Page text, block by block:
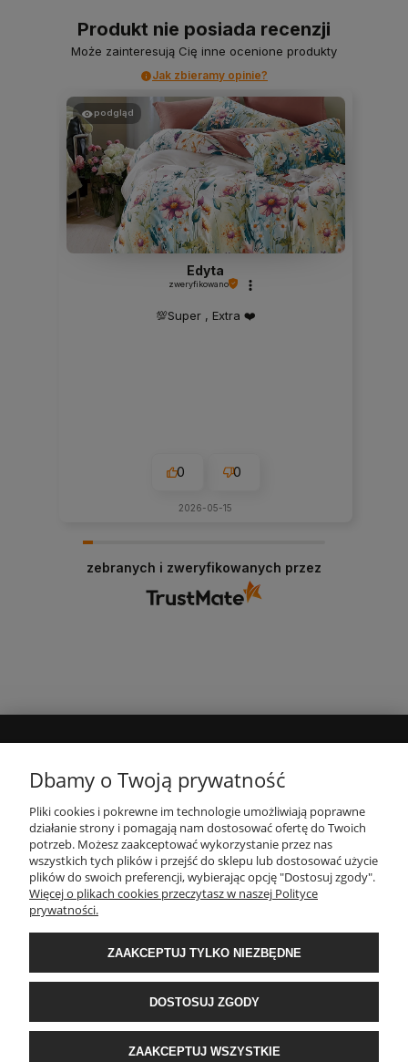
Produkt nie posiada recenzji
Może zainteresują Cię inne ocenione produkty
Jak zbieramy opinie?
podgląd
Edyta
zweryfikowano
💯Super , Extra ❤️
0 0
2026-05-15
zebranych i zweryfikowanych przez
INFORMACJE
PŁATNOŚCI I DOSTAWA
O NAS
POPULARNE KATEGORIE
Krakowska 201, 34-124 Klecza Dolna, woj. małopolskie | e-mail:
Dbamy o Twoją prywatność
Pliki cookies i pokrewne im technologie umożliwiają poprawne
działanie strony i pomagają nam dostosować ofertę do Twoich
potrzeb. Możesz zaakceptować wykorzystanie przez nas
wszystkich tych plików i przejść do sklepu lub dostosować użycie
plików do swoich preferencji, wybierając opcję "Dostosuj zgody".
Więcej o plikach cookies przeczytasz w naszej Polityce
prywatności.
ZAAKCEPTUJ TYLKO NIEZBĘDNE
DOSTOSUJ ZGODY
ZAAKCEPTUJ WSZYSTKIE